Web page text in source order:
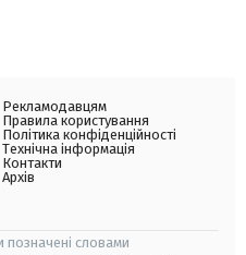
Рекламодавцям
Правила користування
Політика конфіденційності
Технічна інформація
Контакти
Архів
позначені словами